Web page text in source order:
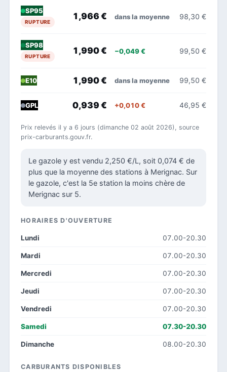
SP95
RUPTURE
1,966 € dans la moyenne 98,30 €
SP98
RUPTURE
1,990 € −0,049 € 99,50 €
E10 1,990 € dans la moyenne 99,50 €
GPL 0,939 € +0,010 € 46,95 €
Prix relevés il y a 6 jours (dimanche 02 août 2026), source
prix-carburants.gouv.fr.
Le gazole y est vendu 2,250 €/L, soit 0,074 € de
plus que la moyenne des stations à Merignac. Sur
le gazole, c'est la 5e station la moins chère de
Merignac sur 5.
HORAIRES D'OUVERTURE
Lundi 07.00-20.30
Mardi 07.00-20.30
Mercredi 07.00-20.30
Jeudi 07.00-20.30
Vendredi 07.00-20.30
Samedi 07.30-20.30
Dimanche 08.00-20.30
CARBURANTS DISPONIBLES